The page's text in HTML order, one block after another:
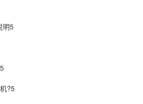
5
机?5